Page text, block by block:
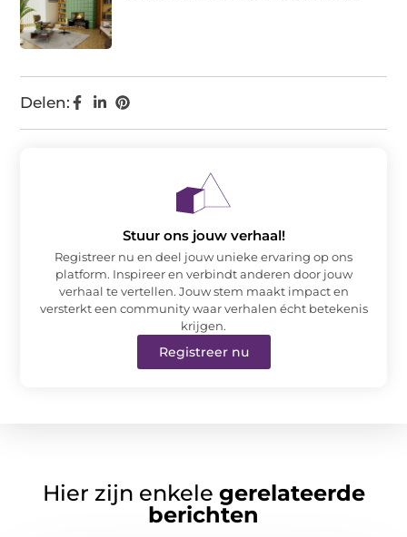
Delen:
Stuur ons jouw verhaal!
Registreer nu en deel jouw unieke ervaring op ons
platform. Inspireer en verbindt anderen door jouw
verhaal te vertellen. Jouw stem maakt impact en
versterkt een community waar verhalen écht betekenis
krijgen.
Registreer nu
Hier zijn enkele gerelateerde
berichten